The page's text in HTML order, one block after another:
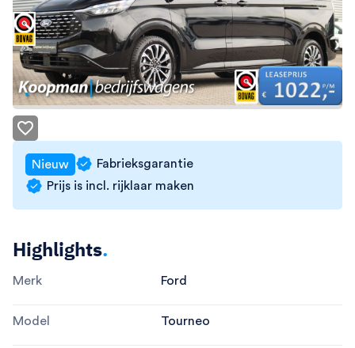
Nieuw
Fabrieksgarantie
Prijs is incl. rijklaar maken
Highlights.
Merk Ford
Model Tourneo